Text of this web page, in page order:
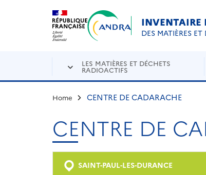
Aller au contenu principal
INVENTAIRE
DES MATIÈRES
LES MATIÈRES ET DÉCHETS
RADIOACTIFS
Home CENTRE DE CADARACHE
CENTRE DE
SAINT-PAUL-LES-DURANCE